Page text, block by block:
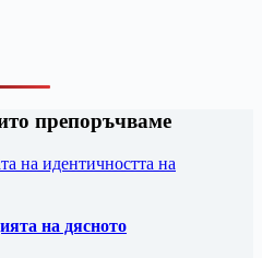
препоръчваме
на дясното